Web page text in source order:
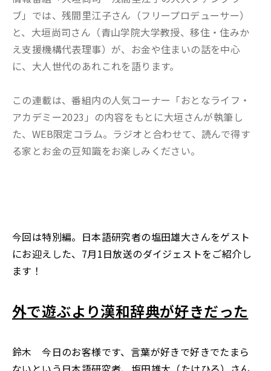
ブ」では、残間里江子さん（フリープロデューサー）
と、大垣尚司さん（青山学院大学教授、移住・住みか
え支援機構代表理事）が、お金や住まいの話を中心
に、大人世代のあれこれを語ります。
この連載は、番組内の人気コーナー「おとなライフ・
アカデミー2023」の内容をもとに大垣さんが執筆し
た、WEB限定コラム。ラジオと合わせて、読んで得す
る家とお金の豆知識をお楽しみください。
今回は特別編。日本語研究者の塩田雄大さんをゲスト
にお迎えした、7月1日放送のダイジェストをご紹介し
ます！
外で遊ぶより漢和辞典が好きだった
鈴木 今日のお客様です、言葉が好きで好きでたまら